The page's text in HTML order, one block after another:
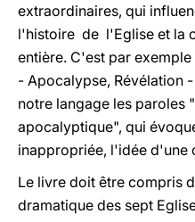
extraordinaires, qui
l'histoire de l'Eglise et la
entière. C'est par
- Apocalypse, Révélation
notre langage les paroles
apocalyptique", qui
inappropriée, l'idée d'une
Le livre doit être compris
dramatique des sept